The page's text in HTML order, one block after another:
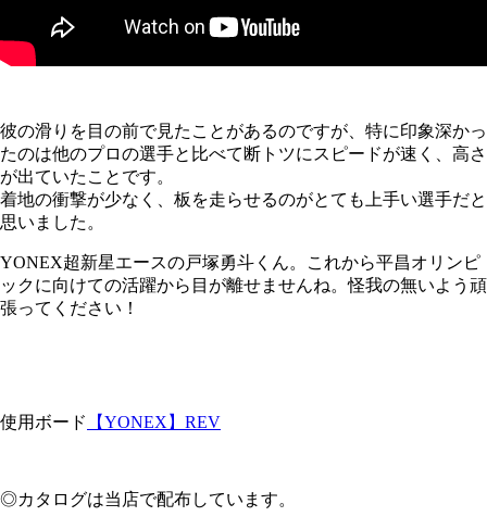
彼の滑りを目の前で見たことがあるのですが、特に印象深かっ
たのは他のプロの選手と比べて断トツにスピードが速く、高さ
が出ていたことです。
着地の衝撃が少なく、板を走らせるのがとても上手い選手だと
思いました。
YONEX超新星エースの戸塚勇斗くん。これから平昌オリンピ
ックに向けての活躍から目が離せませんね。怪我の無いよう頑
張ってください！
使用ボード 【YONEX】REV
◎カタログは当店で配布しています。